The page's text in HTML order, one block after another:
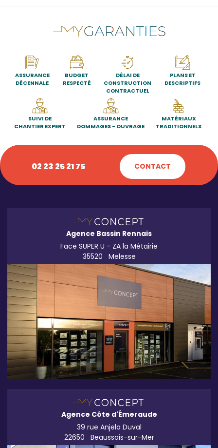
ASSURANCE
DÉCENNALE
BUDGET
RESPECTÉ
DÉLAI DE
CONSTRUCTION
CONTRACTUEL
PLANS ET
DESCRIPTIFS
SUIVI DE
CHANTIER EXPERT
ASSURANCE
DOMMAGES - OUVRAGE
MATÉRIAUX
TRADITIONNELS
02 23 25 21 75 CONTACT
Agence Bassin Rennais
Face SUPER U - ZA la Métairie
35520
Melesse
Agence Côte d'Émeraude
39 rue Anjela Duval
22650
Beaussais-sur-Mer